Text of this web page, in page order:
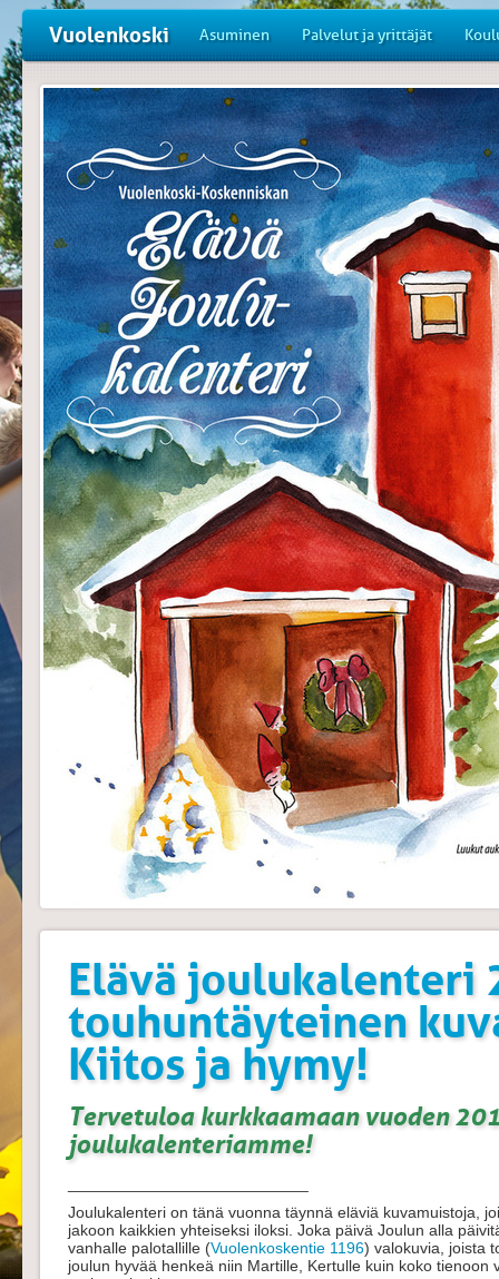
Vuolenkoski Asuminen Palvelut ja yrittäjät
Elävä joulukalenteri
touhuntäyteinen
Kiitos ja hymy!
Tervetuloa kurkkaamaan vuoden
joulukalenteriamme!
Joulukalenteri on tänä vuonna täynnä eläviä kuvamuistoja,
jakoon kaikkien yhteiseksi iloksi. Joka päivä Joulun alla
vanhalle palotallille (Vuolenkoskentie 1196) valokuvia, joista
joulun hyvää henkeä niin Martille, Kertulle kuin koko tienoon